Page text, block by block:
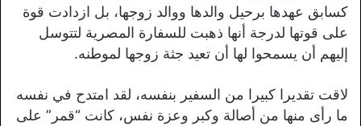
كسابق عهدها برحيل والدها ووالد زوجها، بل ازدادت قوة
على قوتها لدرجة أنها ذهبت للسفارة المصرية لتتوسل
إليهم أن يسمحوا لها أن تعيد جثة زوجها لموطنه.
لاقت تقديرا كبيرا من السفير بنفسه، لقد امتدح في نفسه
ما رأى منها من أصالة وكبر وعزة نفس، كانت “قمر” على